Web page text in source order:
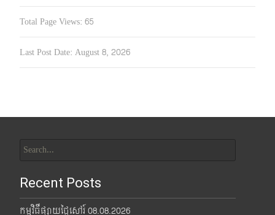
Total Page Views: 65
Last Post Date: August 8, 2026
for:
Recent Posts
កម្មវិធីផ្សាយថ្ងៃសៅរ៍ 08.08.2026